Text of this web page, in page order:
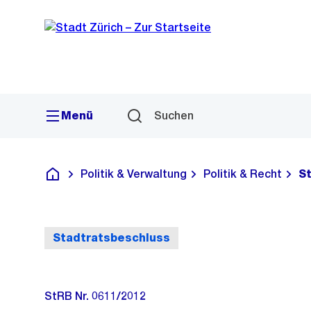
Navigation
Sprunglink
Menü Suchen
Deutsch
Politik & Verwaltung Politik & Recht
Stadtratsbeschluss
StRB Nr. 0611/2012